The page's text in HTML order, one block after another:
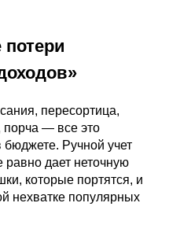
пересортица,
порча — все это
Ручной учет
равно дает неточную
которые портятся, и
нехватке популярных